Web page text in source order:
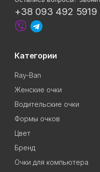
+38 093 492 5919
Категории
Ray-Ban
Женские очки
Водительские очки
Формы очков
Цвет
Бренд
Очки для компьютера